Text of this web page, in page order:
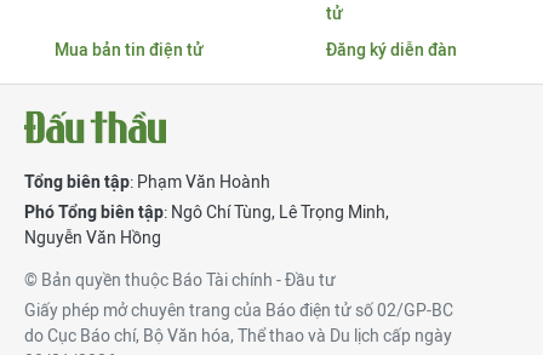
tử
Mua bản tin điện tử
Đăng ký diễn đàn
Tổng biên tập: Phạm Văn Hoành
Phó Tổng biên tập: Ngô Chí Tùng, Lê Trọng Minh,
Nguyễn Văn Hồng
© Bản quyền thuộc Báo Tài chính - Đầu tư
Giấy phép mở chuyên trang của Báo điện tử số 02/GP-BC
do Cục Báo chí, Bộ Văn hóa, Thể thao và Du lịch cấp ngày